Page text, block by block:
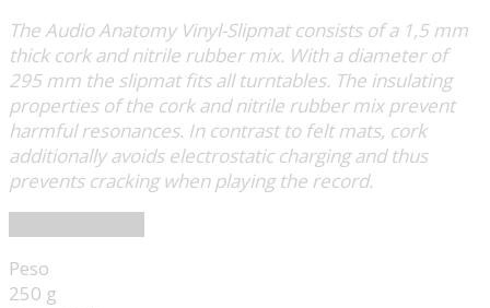
The Audio Anatomy Vinyl-Slipmat consists of a 1,5 mm
thick cork and nitrile rubber mix. With a diameter of
295 mm the slipmat fits all turntables. The insulating
properties of the cork and nitrile rubber mix prevent
harmful resonances. In contrast to felt mats, cork
additionally avoids electrostatic charging and thus
prevents cracking when playing the record.
Peso
250 g